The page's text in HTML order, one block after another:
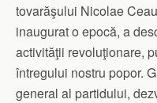
tovarăşului Nicolae
inaugurat o epocă, a
activităţii revoluţionare,
întregului nostru popor.
general al partidului,